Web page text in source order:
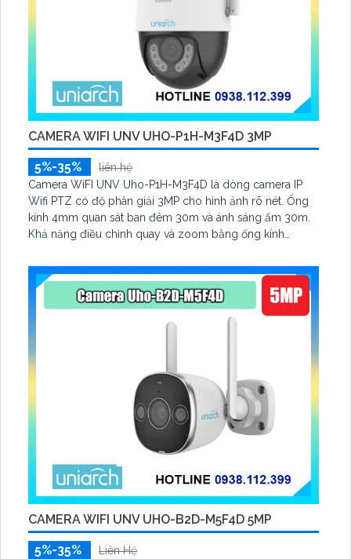
CAMERA WIFI UNV UHO-P1H-M3F4D 3MP
5%-35%
liên hệ
Camera WiFI UNV Uho-P1H-M3F4D là dòng camera IP
Wifi PTZ có độ phân giải 3MP cho hình ảnh rõ nét. Ống
kính 4mm quan sát ban đêm 30m và ánh sáng ấm 30m.
Khả năng điều chỉnh quay và zoom bằng ống kính
phát hiện xâm nhập
CAMERA WIFI UNV UHO-B2D-M5F4D 5MP
5%-35%
Liên Hệ